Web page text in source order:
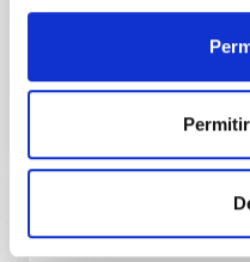
Fecha de
NOTA DE PRENSA